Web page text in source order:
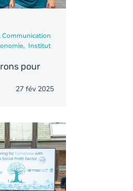
Communication
Institut
pour
27 fév 2025